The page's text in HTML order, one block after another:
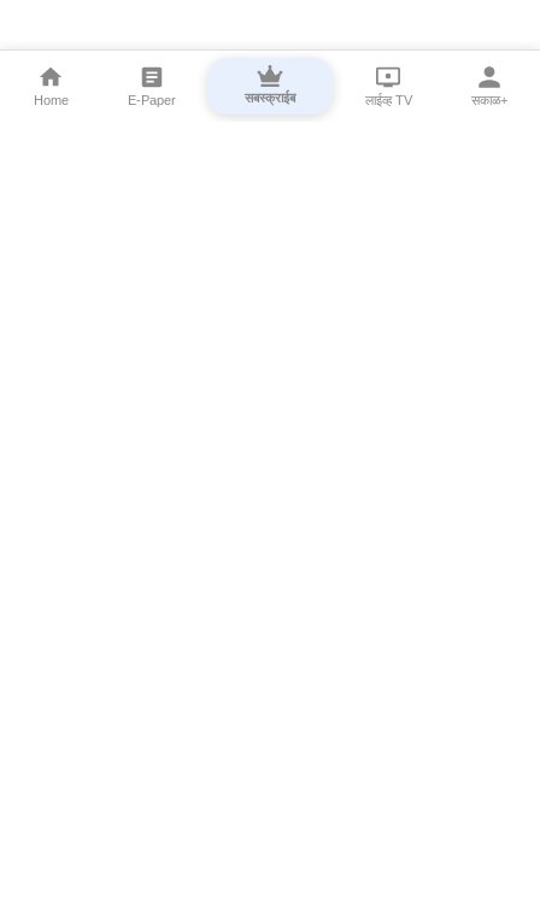
Home E-Paper सबस्क्राईब लाईव्ह TV सकाळ+